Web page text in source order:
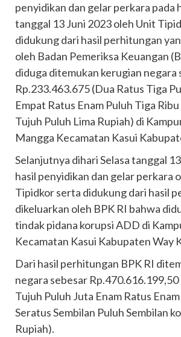
penyidikan dan gelar perkara pada
tanggal 13 Juni 2023 oleh Unit
didukung dari hasil perhitungan
oleh Badan Pemeriksa Keuangan
diduga ditemukan kerugian negara
Rp.233.463.675 (Dua Ratus Tiga
Empat Ratus Enam Puluh Tiga
Tujuh Puluh Lima Rupiah) di
Mangga Kecamatan Kasui
Selanjutnya dihari Selasa tanggal
hasil penyidikan dan gelar perkara
Tipidkor serta didukung dari hasil
dikeluarkan oleh BPK RI bahwa
tindak pidana korupsi ADD di
Kecamatan Kasui Kabupaten Way
Dari hasil perhitungan BPK RI
negara sebesar
Tujuh Puluh Juta Enam Ratus
Seratus Sembilan Puluh Sembilan
Rupiah).